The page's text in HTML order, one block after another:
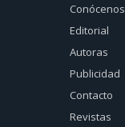
Conócenos
Editorial
Autoras
Publicidad
Contacto
Revistas